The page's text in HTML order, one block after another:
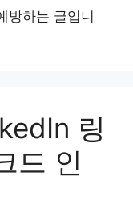
방하는 글입니
링
드 인